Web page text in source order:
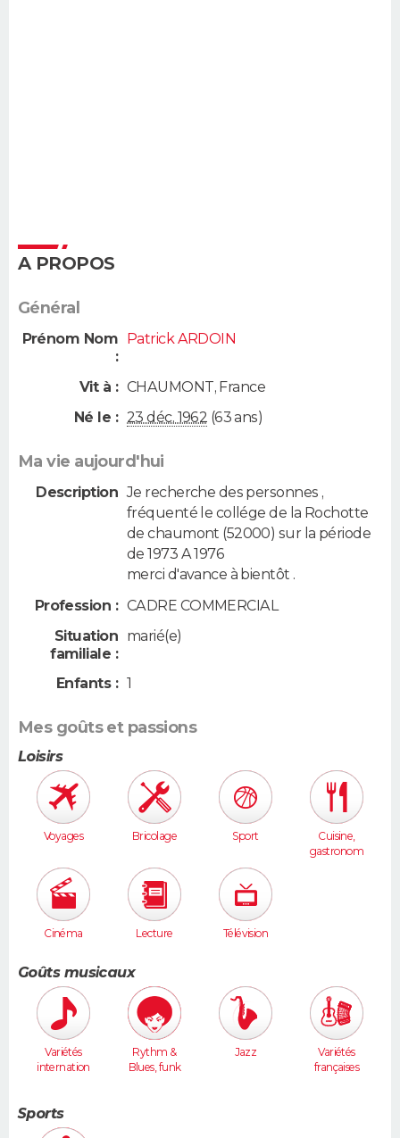
A PROPOS
Général
Prénom Nom
:
Patrick ARDOIN
Vit à : CHAUMONT, France
Né le : 23 déc. 1962 (63 ans)
Ma vie aujourd'hui
Description Je recherche des personnes ,
fréquenté le collége de la Rochotte
de chaumont (52000) sur la période
de 1973 A 1976
merci d'avance à bientôt .
Profession : CADRE COMMERCIAL
Situation
familiale :
marié(e)
Enfants : 1
Mes goûts et passions
Loisirs
Voyages Bricolage Sport
Cuisine,
gastronom
Cinéma Lecture Télévision
Goûts musicaux
Variétés
internation
Rythm &
Blues, funk
Jazz
Variétés
françaises
Sports